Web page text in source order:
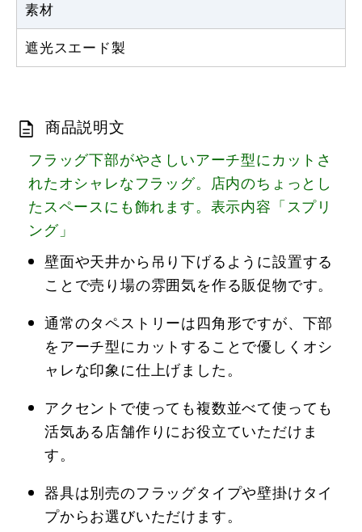
素材
遮光スエード製
商品説明文
フラッグ下部がやさしいアーチ型にカットさ
れたオシャレなフラッグ。店内のちょっとし
たスペースにも飾れます。表示内容「スプリ
ング」
壁面や天井から吊り下げるように設置する
ことで売り場の雰囲気を作る販促物です。
通常のタペストリーは四角形ですが、下部
をアーチ型にカットすることで優しくオシ
ャレな印象に仕上げました。
アクセントで使っても複数並べて使っても
活気ある店舗作りにお役立ていただけま
す。
器具は別売のフラッグタイプや壁掛けタイ
プからお選びいただけます。